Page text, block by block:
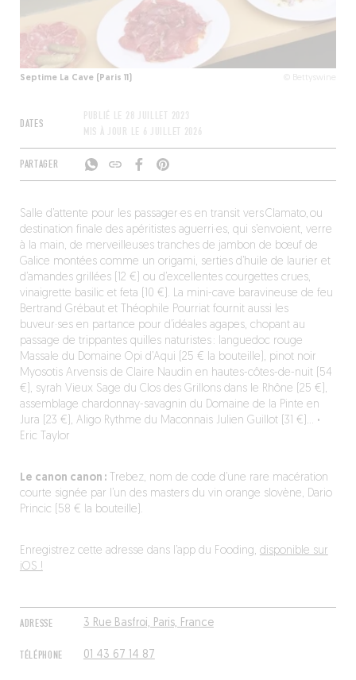
Septime La Cave (Paris 11) © Bettyswine
DATES
PUBLIÉ LE 28 JUILLET 2023
MIS À JOUR LE 6 JUILLET 2026
PARTAGER
ADRESSE 3 Rue Basfroi, Paris, France
TÉLÉPHONE 01 43 67 14 87
Salle d’attente pour les passager·es en transit vers Clamato, ou
destination finale des apéritistes aguerri·es, qui s’envoient, verre
à la main, de merveilleuses tranches de jambon de bœuf de
Galice montées comme un origami, serties d’huile de laurier et
d’amandes grillées (12 €) ou d’excellentes courgettes crues,
vinaigrette basilic et feta (10 €). La mini-cave baravineuse de feu
Bertrand Grébaut et Théophile Pourriat fournit aussi les
buveur·ses en partance pour d’idéales agapes, chopant au
passage de trippantes quilles naturistes : languedoc rouge
Massale du Domaine Opi d’Aqui (25 € la bouteille), pinot noir
Myosotis Arvensis de Claire Naudin en hautes-côtes-de-nuit (54
€), syrah Vieux Sage du Clos des Grillons dans le Rhône (25 €),
assemblage chardonnay-savagnin du Domaine de la Pinte en
Jura (23 €), Aligo Rythme du Maconnais Julien Guillot (31 €)… ·
Eric Taylor
Le canon canon :Trebez, nom de code d’une rare macération
courte signée par l’un des masters du vin orange slovène, Dario
Princic (58 € la bouteille).
Enregistrez cette adresse dans l’app du Fooding, disponible sur
iOS !